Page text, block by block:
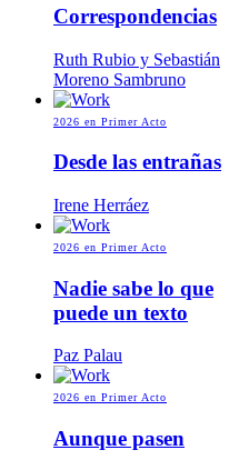
Correspondencias
Ruth Rubio y Sebastián
Moreno Sambruno
2026 en Primer Acto
Desde las entrañas
Irene Herráez
2026 en Primer Acto
Nadie sabe lo que
puede un texto
Paz Palau
2026 en Primer Acto
Aunque pasen